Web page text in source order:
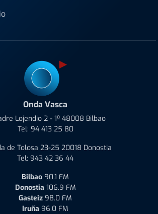
Onda Vasca
Lojendio 2 - 1º 48008 Bilbao
Tel: 94 413 25 80
de Tolosa 23-25 20018 Donostia
Tel: 943 42 36 44
Bilbao 90.1 FM
Donostia 106.9 FM
Gasteiz 98.0 FM
Iruña 96.0 FM